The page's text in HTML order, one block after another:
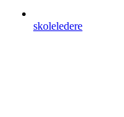
skoleledere